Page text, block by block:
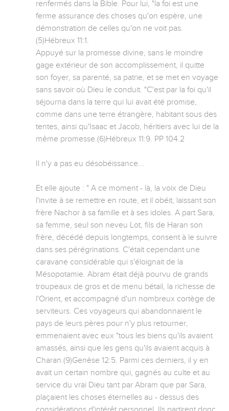
renfermés dans la Bible. Pour lui, "la foi est une
ferme assurance des choses qu'on espère, une
démonstration de celles qu'on ne voit pas.
(5)Hébreux 11:1.
Appuyé sur la promesse divine, sans le moindre
gage extérieur de son accomplissement, il quitte
son foyer, sa parenté, sa patrie, et se met en voyage
sans savoir où Dieu le conduit. "C'est par la foi qu'il
séjourna dans la terre qui lui avait été promise,
comme dans une terre étrangère, habitant sous des
tentes, ainsi qu'Isaac et Jacob, héritiers avec lui de la
même promesse.(6)Hébreux 11:9. PP 104.2
Il n'y a pas eu désobéissance...
Et elle ajoute : " A ce moment - là, la voix de Dieu
l'invite à se remettre en route, et il obéit, laissant son
frère Nachor à sa famille et à ses idoles. A part Sara,
sa femme, seul son neveu Lot, fils de Haran son
frère, décédé depuis longtemps, consent à le suivre
dans ses pérégrinations. C'était cependant une
caravane considérable qui s'éloignait de la
Mésopotamie. Abram était déjà pourvu de grands
troupeaux de gros et de menu bétail, la richesse de
l'Orient, et accompagné d'un nombreux cortège de
serviteurs. Ces voyageurs qui abandonnaient le
pays de leurs pères pour n'y plus retourner,
emmenaient avec eux "tous les biens qu'ils avaient
amassés, ainsi que les gens qu'ils avaient acquis à
Charan.(9)Genèse 12:5. Parmi ces derniers, il y en
avait un certain nombre qui, gagnés au culte et au
service du vrai Dieu tant par Abram que par Sara,
plaçaient les choses éternelles au - dessus des